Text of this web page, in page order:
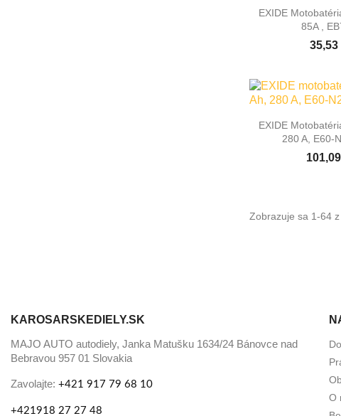
 Rýchly
EXIDE
85A ,
35,53
 Rýchly
EXIDE
280 A, E60-
Zobrazuje sa 1-64
KAROSARSKEDIELY.SK
MAJO AUTO autodiely, Janka Matušku 1634/24 Bánovce nad
Bebravou 957 01 Slovakia
Zavolajte: +421 917 79 68 10
+421918 27 27 48
O